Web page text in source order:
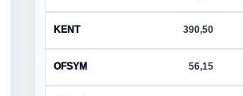
KENT 390,50
OFSYM 56,15